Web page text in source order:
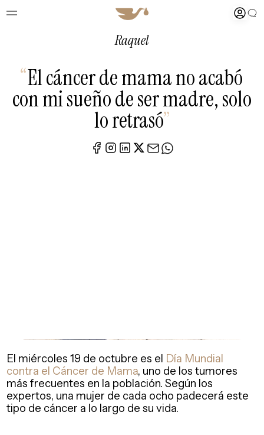
Raquel
“El cáncer de mama no acabó
con mi sueño de ser madre, solo
lo retrasó”
El miércoles 19 de octubre es el Día Mundial
contra el Cáncer de Mama, uno de los tumores
más frecuentes en la población. Según los
expertos, una mujer de cada ocho padecerá este
tipo de cáncer a lo largo de su vida.